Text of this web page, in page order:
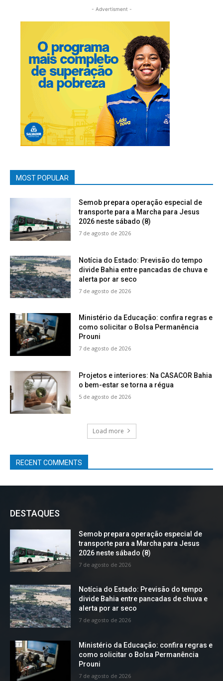
- Advertisment -
MOST POPULAR
Semob prepara operação especial de
transporte para a Marcha para Jesus
2026 neste sábado (8)
7 de agosto de 2026
Notícia do Estado: Previsão do tempo
divide Bahia entre pancadas de chuva e
alerta por ar seco
7 de agosto de 2026
Ministério da Educação: confira regras e
como solicitar o Bolsa Permanência
Prouni
7 de agosto de 2026
Projetos e interiores: Na CASACOR Bahia
o bem-estar se torna a régua
5 de agosto de 2026
Load more
RECENT COMMENTS
DESTAQUES
Semob prepara operação especial de
transporte para a Marcha para Jesus
2026 neste sábado (8)
7 de agosto de 2026
Notícia do Estado: Previsão do tempo
divide Bahia entre pancadas de chuva e
alerta por ar seco
7 de agosto de 2026
Ministério da Educação: confira regras e
como solicitar o Bolsa Permanência
Prouni
7 de agosto de 2026